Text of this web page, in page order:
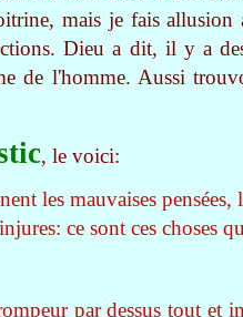
mais je fais
Dieu a dit, il y a
de l'homme. Aussi
, le voici:
les mauvaises
ce sont ces choses
par dessus tout et